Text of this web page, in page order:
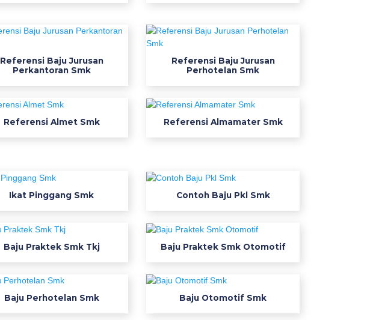
Referensi Baju Jurusan
Perkantoran Smk
Referensi Baju Jurusan
Perhotelan Smk
Referensi Almet Smk Referensi Almamater Smk
Ikat Pinggang Smk Contoh Baju Pkl Smk
Baju Praktek Smk Tkj Baju Praktek Smk Otomotif
Baju Perhotelan Smk Baju Otomotif Smk